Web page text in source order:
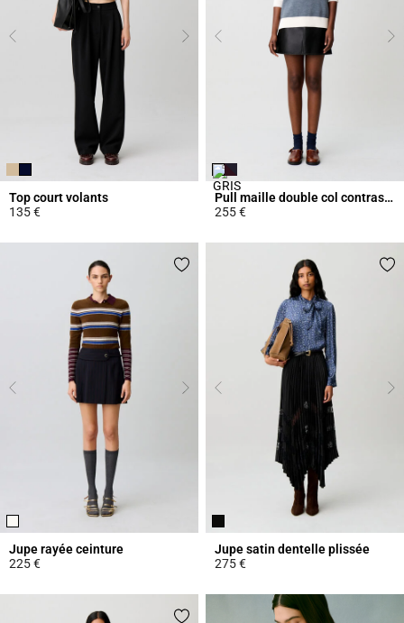
Top court volants
135 €
Pull maille double col contrasté
255 €
Jupe rayée ceinture
225 €
Jupe satin dentelle plissée
275 €